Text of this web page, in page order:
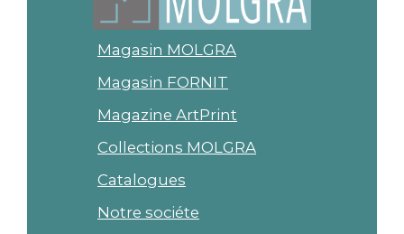
Magasin MOLGRA
Magasin FORNIT
Magazine ArtPrint
Collections MOLGRA
Catalogues
Notre sociéte